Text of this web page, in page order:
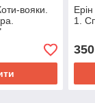
вояки.
1.
350